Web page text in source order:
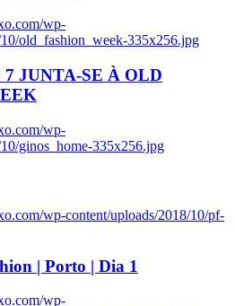
wp-
old_fashion_week-335x256.jpg
JUNTA-SE À OLD
wp-
ginos_home-335x256.jpg
wp-content/uploads/2018/10/pf-
| Porto | Dia 1
wp-